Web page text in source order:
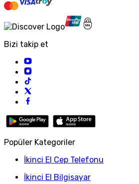
Bizi takip et
Popüler Kategoriler
İkinci El Cep Telefonu
İkinci El Bilgisayar